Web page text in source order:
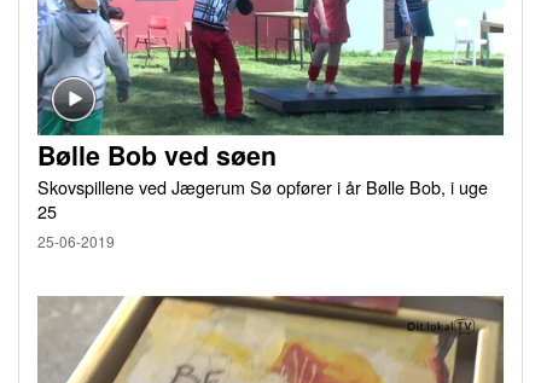
Bølle Bob ved søen
Skovspillene ved Jægerum Sø opfører i år Bølle Bob, i uge
25
25-06-2019